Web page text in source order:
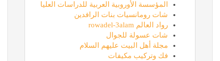
المؤسسة الأوروبية العربية للدراسات العليا
شات رومانسيات بنات الرافدين
رواد العالم rowadel-3alam
شات عسولة للجوال
مجلة أهل البيت عليهم السلام
فك وتركيب مكيفات